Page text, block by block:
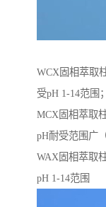
WCX固相萃取
受pH 1-14范围
MCX固相萃取
pH耐受范围⼴
WAX固相萃取
pH 1-14范围